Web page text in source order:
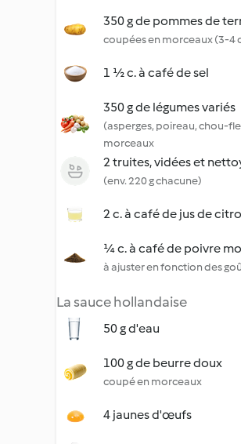
350 g de pommes de
coupées en morceaux (3-4
1 ½ c. à café de sel
350 g de légumes variés
(asperges, poireau, chou-
morceaux
2 truites, vidées et
(env. 220 g chacune)
2 c. à café de jus de
¼ c. à café de poivre
à ajuster en fonction des
La sauce hollandaise
50 g d'eau
100 g de beurre doux
coupé en morceaux
4 jaunes d'œufs